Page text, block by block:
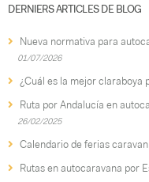
DERNIERS ARTICLES DE BLOG
Nueva normativa para
01/07/2026
¿Cuál es la mejor claraboya
Ruta por Andalucía en
26/02/2025
Calendario de ferias
Rutas en autocaravana por